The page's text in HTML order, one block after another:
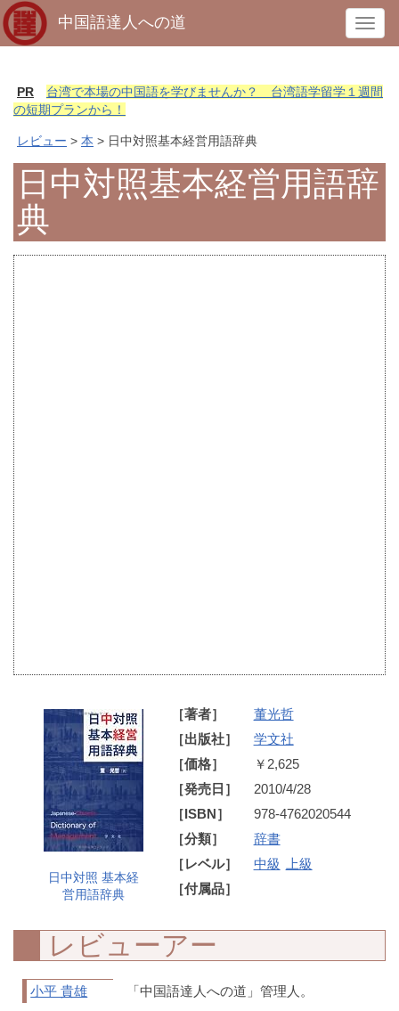
T
o
g
a
v
a
中国語達人への道
PR
台湾で本場の中国語を学びませんか？ 台湾語学留学１週間
の短期プランから！
レビュー > 本 > 日中対照基本経営用語辞典
日中対照基本経営用語辞
典
日中対照 基本経
営用語辞典
［著者］
董光哲
［出版社］
学文社
［価格］
￥2,625
［発売日］
2010/4/28
［ISBN］
978-4762020544
［分類］
辞書
［レベル］
中級
上級
［付属品］
レビューアー
小平 貴雄 「中国語達人への道」管理人。